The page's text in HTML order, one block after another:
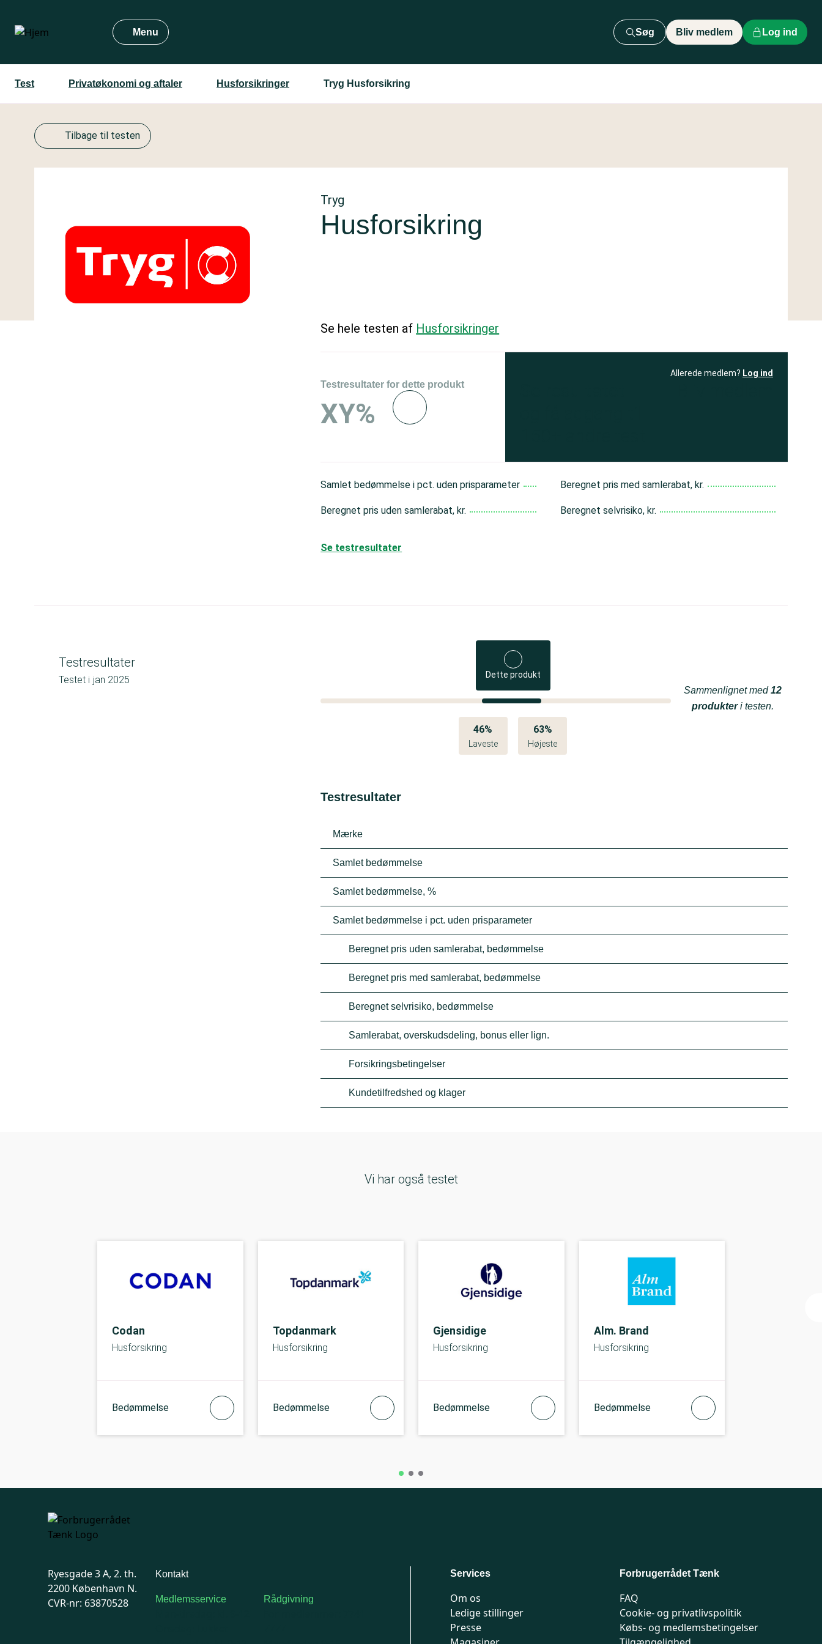
hovedindhold
Menu Søg Bliv medlem Log ind
Test Privatøkonomi og aftaler Husforsikringer Tryg Husforsikring
Tilbage til testen
Tryg
Husforsikring
Se hele testen af Husforsikringer
Testresultater for dette produkt
XY%
Allerede medlem? Log ind
Samlet bedømmelse i pct. uden prisparameter
Beregnet pris uden samlerabat, kr.
Beregnet pris med samlerabat, kr.
Beregnet selvrisiko, kr.
Se testresultater
Testresultater
Testet i jan 2025 Dette produkt
46%
Laveste
63%
Højeste
Sammenlignet med12
produkteri testen.
Testresultater
Mærke
Samlet bedømmelse
Samlet bedømmelse, %
Samlet bedømmelse i pct. uden prisparameter
Beregnet pris uden samlerabat, bedømmelse
Beregnet pris med samlerabat, bedømmelse
Beregnet selvrisiko, bedømmelse
Samlerabat, overskudsdeling, bonus eller lign.
Forsikringsbetingelser
Kundetilfredshed og klager
Vi har også testet
Codan
Husforsikring
Bedømmelse
Topdanmark
Husforsikring
Bedømmelse
Gjensidige
Husforsikring
Bedømmelse
Alm. Brand
Husforsikring
Bedømmelse
Ryesgade 3 A, 2. th.
2200 København N.
CVR-nr: 63870528
Kontakt
Medlemsservice Rådgivning
Services
Om os
Ledige stillinger
Presse
Forbrugerrådet Tænk
FAQ
Cookie- og privatlivspolitik
Købs- og medlemsbetingelser